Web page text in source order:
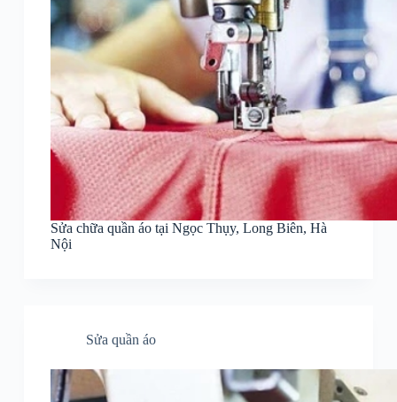
Sửa chữa quần áo tại Ngọc Thụy, Long Biên, Hà
Nội
Sửa quần áo